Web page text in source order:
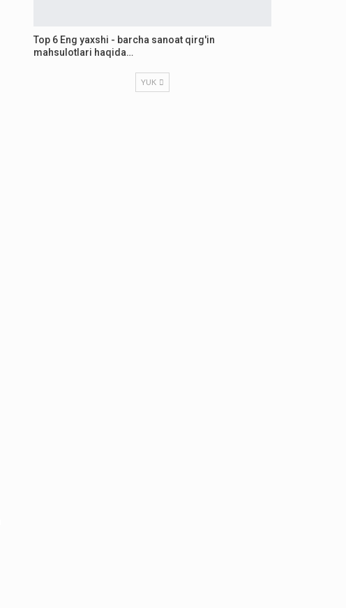
Top 6 Eng yaxshi - barcha sanoat qirg'in
mahsulotlari haqida…
YUK